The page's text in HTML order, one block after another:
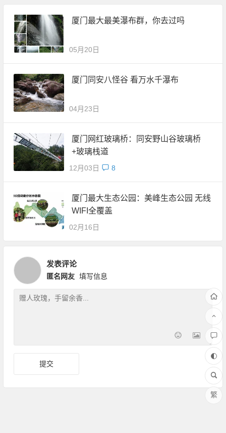
厦门最大最美瀑布群，你去过吗
05月20日
厦门同安八怪谷 看万水千瀑布
04月23日
厦门网红玻璃桥：同安野山谷玻璃桥
+玻璃栈道
12月03日 8
厦门最大生态公园：美峰生态公园 无线
WIFI全覆盖
02月16日
发表评论
匿名网友 填写信息
繁